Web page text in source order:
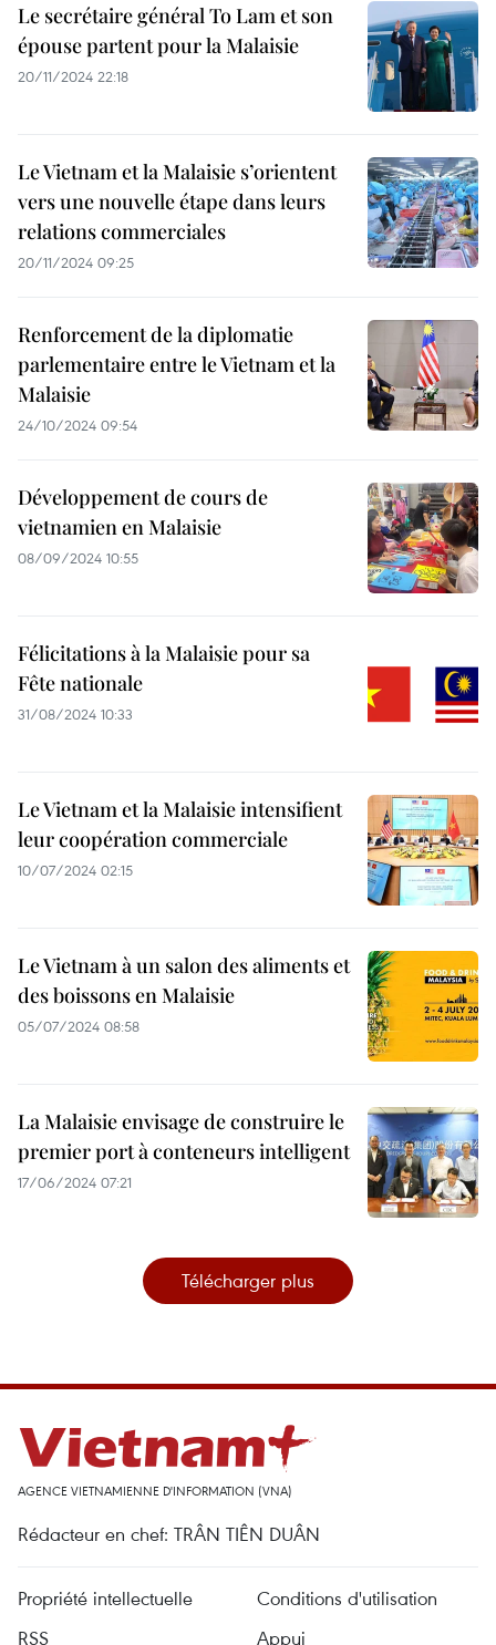
Le secrétaire général To Lam et son
épouse partent pour la Malaisie
20/11/2024 22:18
Le Vietnam et la Malaisie s’orientent
vers une nouvelle étape dans leurs
relations commerciales
20/11/2024 09:25
Renforcement de la diplomatie
parlementaire entre le Vietnam et la
Malaisie
24/10/2024 09:54
Développement de cours de
vietnamien en Malaisie
08/09/2024 10:55
Félicitations à la Malaisie pour sa
Fête nationale
31/08/2024 10:33
Le Vietnam et la Malaisie intensifient
leur coopération commerciale
10/07/2024 02:15
Le Vietnam à un salon des aliments et
des boissons en Malaisie
05/07/2024 08:58
La Malaisie envisage de construire le
premier port à conteneurs intelligent
17/06/2024 07:21
Télécharger plus
AGENCE VIETNAMIENNE D'INFORMATION (VNA)
Rédacteur en chef: TRÂN TIÊN DUÂN
Propriété intellectuelle
Conditions d'utilisation
RSS
Appui